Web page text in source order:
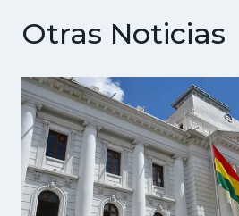
Otras Noticias